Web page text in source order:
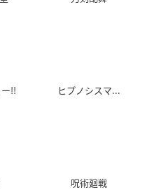
ロウきゅーぶ! SS
!! ヒプノシスマ...
呪術廻戦